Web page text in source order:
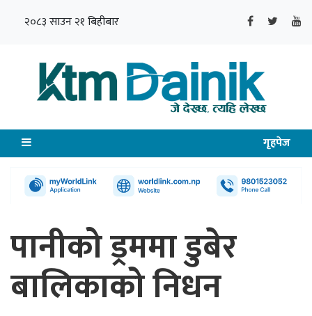
२०८३ साउन २१ बिहीबार
गृहपेज
पानीको ड्रममा डुबेर
बालिकाको निधन